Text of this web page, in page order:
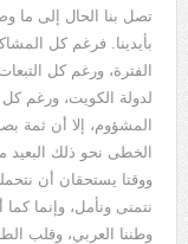
تصل بنا الحال إلى ما
بأيدينا. فرغم كل
الفترة، ورغم كل
لدولة الكويت، ورغم
المشؤوم، إلا أن ثمة
الخطى نحو ذلك
ووقتا يستحقان أن
نتمنى ونأمل، وإنما
وطننا العربي، وقلب